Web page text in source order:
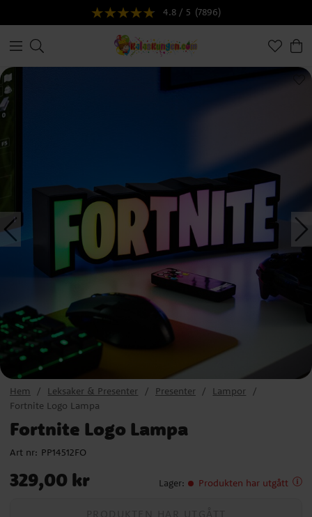
4.8 / 5 (7896)
Hem Leksaker & Presenter Presenter
Lampor
Fortnite Logo Lampa
Fortnite Logo Lampa
Art nr: PP14512FO
Pris:329,00 kr
329,00 kr Lager: Produkten har utgått